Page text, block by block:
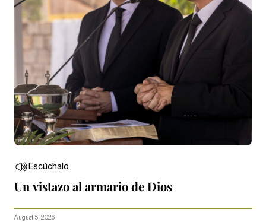
Escúchalo
Un vistazo al armario de Dios
August 5, 2026